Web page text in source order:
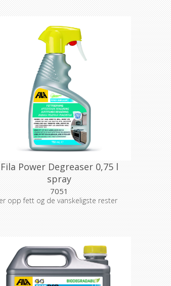
Fila Power Degreaser 0,75 l
spray
7051
opp fett og de vanskeligste rester